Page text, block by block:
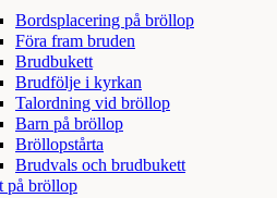
Bordsplacering på bröllop
Föra fram bruden
Brudbukett
Brudfölje i kyrkan
Talordning vid bröllop
Barn på bröllop
Bröllopstårta
Brudvals och brudbukett
på bröllop